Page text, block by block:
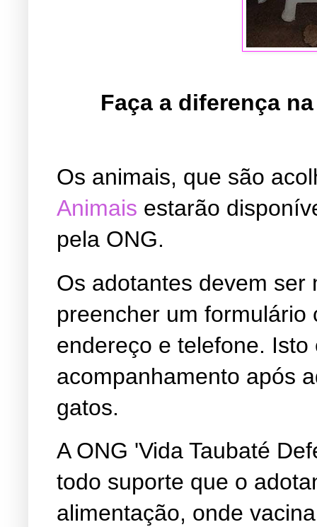
Faça a diferença
Os animais, que são
Animais estarão
pela ONG.
Os adotantes devem ser
preencher um
endereço e telefone.
acompanhamento após
gatos.
A ONG 'Vida Taubaté
todo suporte que o
alimentação, onde